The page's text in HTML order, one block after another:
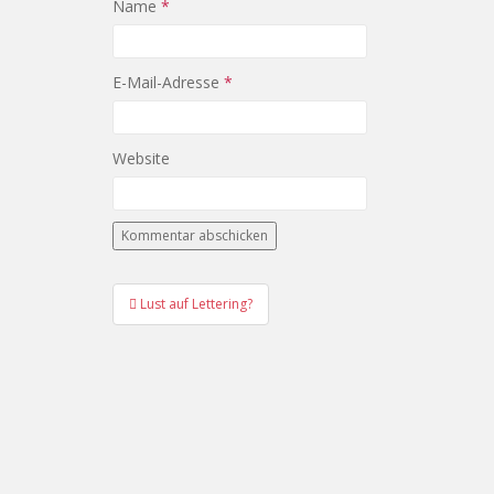
Name *
E-Mail-Adresse *
Website
Beitragsnavigation
Lust auf Lettering?